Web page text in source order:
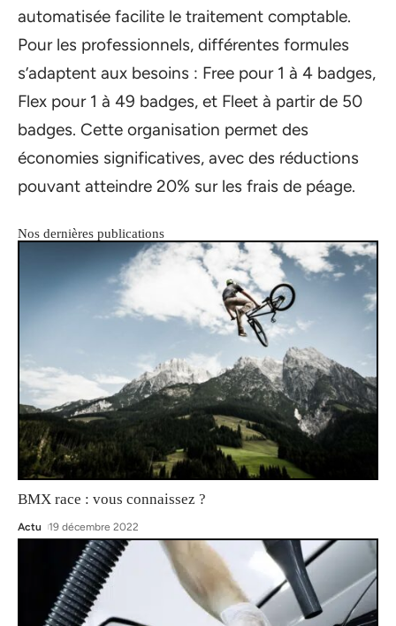
automatisée facilite le traitement comptable.
Pour les professionnels, différentes formules
s’adaptent aux besoins : Free pour 1 à 4 badges,
Flex pour 1 à 49 badges, et Fleet à partir de 50
badges. Cette organisation permet des
économies significatives, avec des réductions
pouvant atteindre 20% sur les frais de péage.
Nos dernières publications
BMX race : vous connaissez ?
Actu 19 décembre 2022